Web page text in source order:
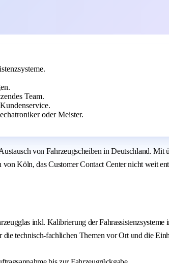
Team.
oder Meister.
von Fahrzeugscheiben in Deutschland.
Köln, das Customer Contact Center nicht weit
inkl. Kalibrierung der Fahrassistenzsysteme
technisch-fachlichen Themen vor Ort und die